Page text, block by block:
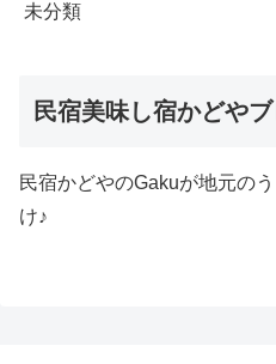
未分類
民宿美味し宿かどや
民宿かどやのGakuが地元の
け♪